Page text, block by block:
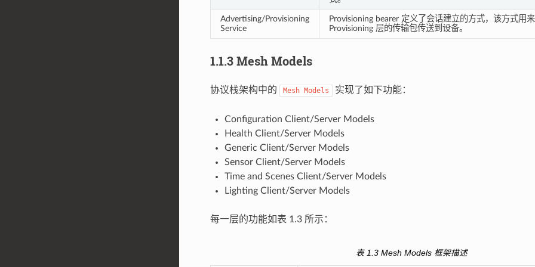
Advertising/Provisioning
Service
Provisioning bearer 定义了会话建立的方式，该方式用
Provisioning 层的传输包传送到设备。
1.1.3 Mesh Models
协议栈架构中的 Mesh Models 实现了如下功能：
Configuration Client/Server Models
Health Client/Server Models
Generic Client/Server Models
Sensor Client/Server Models
Time and Scenes Client/Server Models
Lighting Client/Server Models
每一层的功能如表 1.3 所示：
表 1.3 Mesh Models 框架描述